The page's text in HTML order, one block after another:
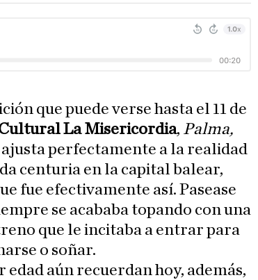
que puede verse hasta el 11 de
La Misericordia, Palma,
ajusta perfectamente a la realidad
centuria en la capital balear,
fue efectivamente así. Pasease
se acababa topando con una
que le incitaba a entrar para
o soñar.
edad aún recuerdan hoy, además,